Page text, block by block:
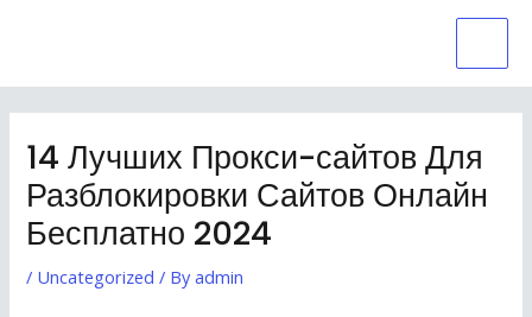
14 Лучших Прокси-сайтов Для
Разблокировки Сайтов Онлайн
Бесплатно 2024
/ Uncategorized / Byadmin